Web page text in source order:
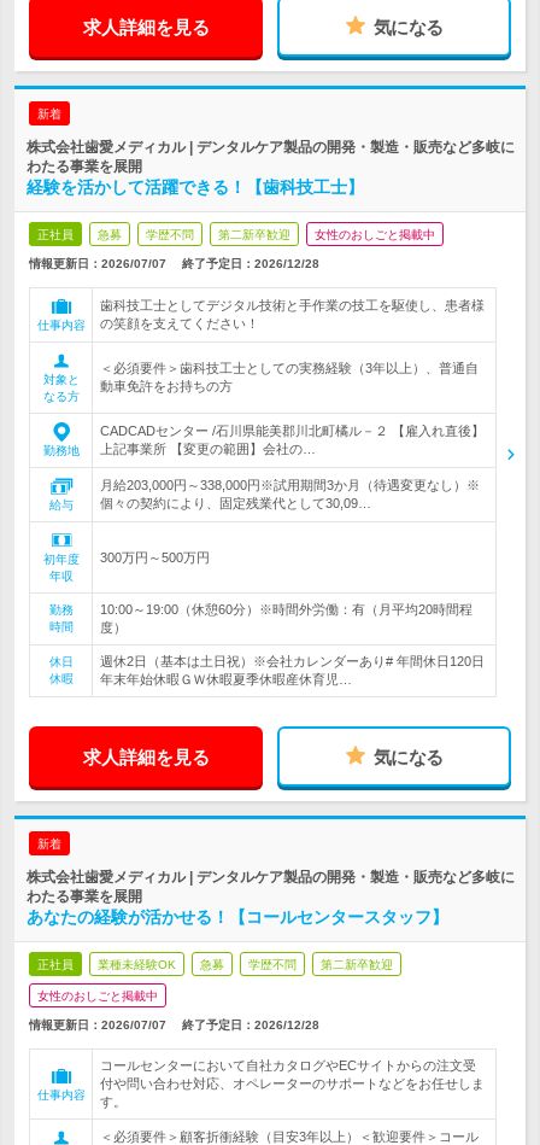
求人詳細を見る 気になる
新着
株式会社歯愛メディカル | デンタルケア製品の開発・製造・販売など多岐に
わたる事業を展開
経験を活かして活躍できる！【歯科技工士】
正社員 急募 学歴不問 第二新卒歓迎 女性のおしごと掲載中
情報更新日：2026/07/07 終了予定日： 2026/12/28
仕事内容
歯科技工士としてデジタル技術と手作業の技工を駆使し、患者様
の笑顔を支えてください！
対象と
なる方
＜必須要件＞歯科技工士としての実務経験（3年以上）、普通自
動車免許をお持ちの方
勤務地
CADCADセンター /石川県能美郡川北町橘ル－２ 【雇入れ直後】
上記事業所 【変更の範囲】会社の…
給与
月給203,000円～338,000円※試用期間3か月（待遇変更なし）※
個々の契約により、固定残業代として30,09…
初年度
年収
300万円～500万円
勤務
時間
10:00～19:00（休憩60分）※時間外労働：有（月平均20時間程
度）
休日
休暇
週休2日（基本は土日祝）※会社カレンダーあり# 年間休日120日
年末年始休暇ＧＷ休暇夏季休暇産休育児…
求人詳細を見る 気になる
新着
株式会社歯愛メディカル | デンタルケア製品の開発・製造・販売など多岐に
わたる事業を展開
あなたの経験が活かせる！【コールセンタースタッフ】
正社員 業種未経験OK 急募 学歴不問 第二新卒歓迎
女性のおしごと掲載中
情報更新日：2026/07/07 終了予定日： 2026/12/28
仕事内容
コールセンターにおいて自社カタログやECサイトからの注文受
付や問い合わせ対応、オペレーターのサポートなどをお任せしま
す。
＜必須要件＞顧客折衝経験（目安3年以上）＜歓迎要件＞コール